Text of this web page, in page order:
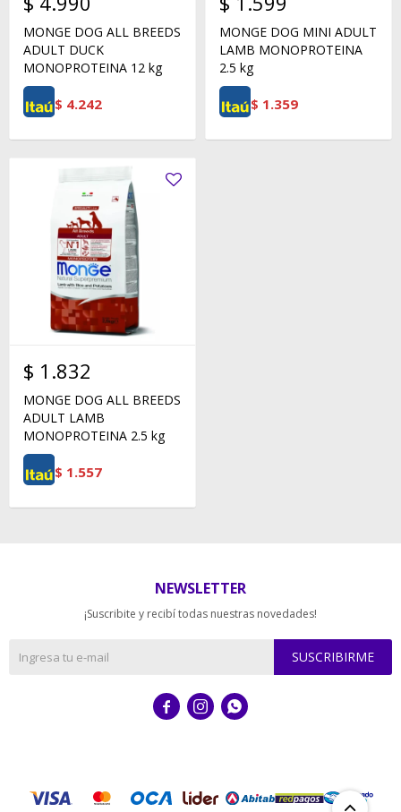
MONGE DOG ALL BREEDS
ADULT DUCK
MONOPROTEINA 12 kg
$ 4.242
MONGE DOG MINI ADULT
LAMB MONOPROTEINA
2.5 kg
$ 1.359
$ 1.832
MONGE DOG ALL BREEDS
ADULT LAMB
MONOPROTEINA 2.5 kg
$ 1.557
NEWSLETTER
¡Suscribite y recibí todas nuestras novedades!
SUSCRIBIRME
  